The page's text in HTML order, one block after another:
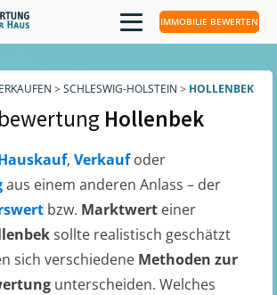
IMMOBILIE BEWERTEN
> SCHLESWIG-HOLSTEIN > HOLLENBEK
Hollenbek
, Verkaufoder
aus einem anderen Anlass – der
bzw. Marktwert einer
sollte realistisch geschätzt
sich verschiedene Methoden zur
unterscheiden. Welches